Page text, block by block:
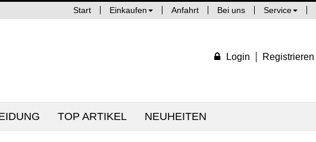
Start Einkaufen Anfahrt Bei uns Service
Login Registrieren
TOP ARTIKEL NEUHEITEN